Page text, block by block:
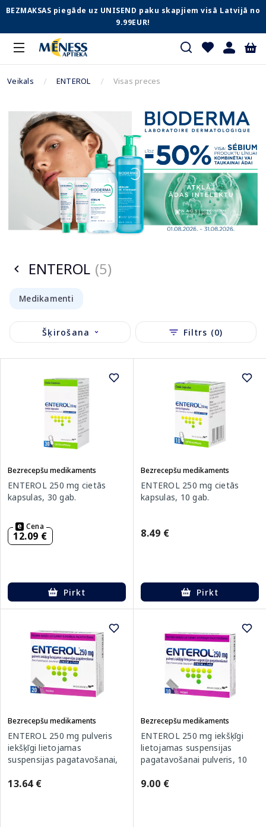
BEZMAKSAS piegāde uz UNISEND paku skapjiem visā Latvijā no
9.99EUR!
Veikals ENTEROL Visas preces
ENTEROL (5)
Medikamenti
Šķirošana Filtrs (0)
Bezrecepšu medikaments
ENTEROL 250 mg cietās
kapsulas, 30 gab.
Cena
12.09 €
Pirkt
Bezrecepšu medikaments
ENTEROL 250 mg cietās
kapsulas, 10 gab.
8.49 €
Pirkt
Bezrecepšu medikaments
ENTEROL 250 mg pulveris
iekšķīgi lietojamas
suspensijas pagatavošanai,
13.64 €
Bezrecepšu medikaments
ENTEROL 250 mg iekšķīgi
lietojamas suspensijas
pagatavošanai pulveris, 10
9.00 €